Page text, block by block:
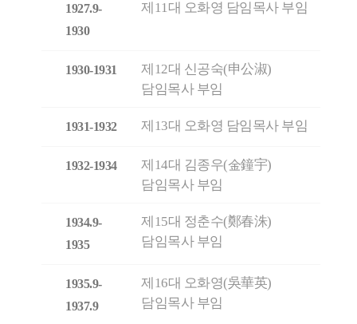
1927.9-
1930
제11대 오화영 담임목사 부임
1930-1931
제12대 신공숙(申公淑)
담임목사 부임
1931-1932 제13대 오화영 담임목사 부임
1932-1934
제14대 김종우(金鐘宇)
담임목사 부임
1934.9-
1935
제15대 정춘수(鄭春洙)
담임목사 부임
1935.9-
1937.9
제16대 오화영(吳華英)
담임목사 부임